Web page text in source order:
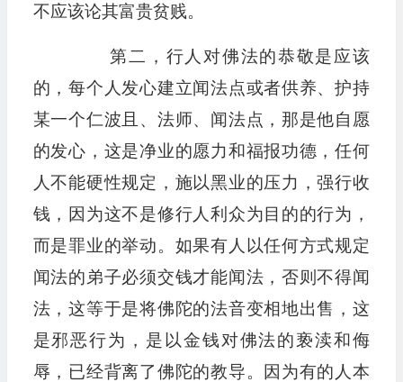
不应该论其富贵贫贱。
第二，行人对佛法的恭敬是应该
的，每个人发心建立闻法点或者供养、护持
某一个仁波且、法师、闻法点，那是他自愿
的发心，这是净业的愿力和福报功德，任何
人不能硬性规定，施以黑业的压力，强行收
钱，因为这不是修行人利众为目的的行为，
而是罪业的举动。如果有人以任何方式规定
闻法的弟子必须交钱才能闻法，否则不得闻
法，这等于是将佛陀的法音变相地出售，这
是邪恶行为，是以金钱对佛法的亵渎和侮
辱，已经背离了佛陀的教导。因为有的人本